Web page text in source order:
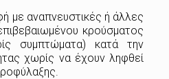
με αναπνευστικές ή άλλες
κρούσματος
συμπτώματα) κατά την
χωρίς να έχουν ληφθεί